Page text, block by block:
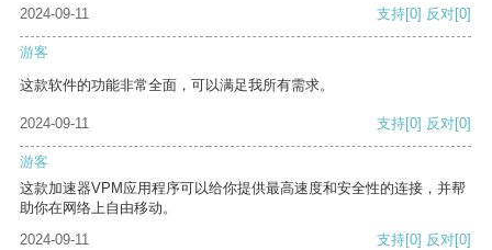
2024-09-11
支持[0] 反对[0]
游客
这款软件的功能非常全面，可以满足我所有需求。
2024-09-11 支持[0] 反对[0]
游客
这款加速器VPM应用程序可以给你提供最高速度和安全性的连接，并帮
助你在网络上自由移动。
2024-09-11
支持[0] 反对[0]